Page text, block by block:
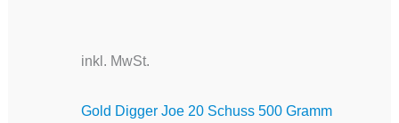
inkl. MwSt.
Gold Digger Joe 20 Schuss 500 Gramm